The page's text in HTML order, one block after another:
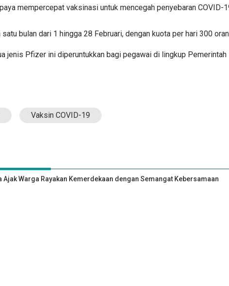
mempercepat vaksinasi untuk mencegah penyebaran COVID-
bulan dari 1 hingga 28 Februari, dengan kuota per hari 300
jenis Pfizer ini diperuntukkan bagi pegawai di lingkup
Vaksin COVID-19
Ajak Warga Rayakan Kemerdekaan dengan Semangat Kebersamaan